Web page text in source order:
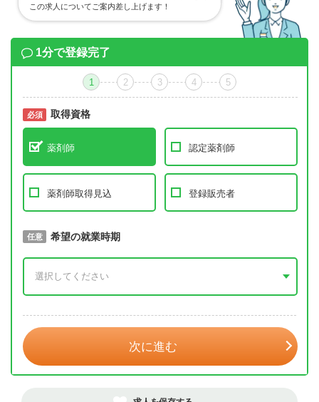
この求人についてご案内差し上げます！
1分で登録完了
1 2 3 4 5
必須 取得資格
薬剤師 認定薬剤師
薬剤師取得見込 登録販売者
必須 取得予定年
任意 希望の就業時期
次に進む